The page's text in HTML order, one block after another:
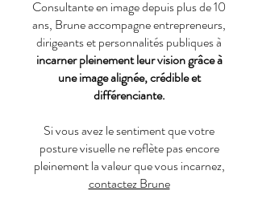
Consultante en image depuis plus de 10
ans, Brune accompagne entrepreneurs,
dirigeants et personnalités publiques à
incarner pleinement leur vision grâce à
une image alignée, crédible et
différenciante.
Si vous avez le sentiment que votre
posture visuelle ne reflète pas encore
pleinement la valeur que vous incarnez,
contactez Brune